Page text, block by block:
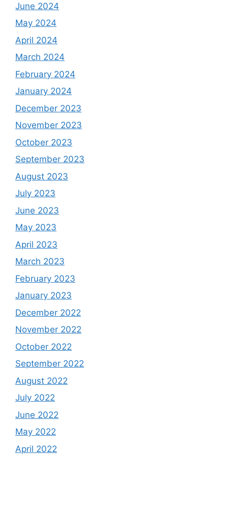
June 2024
May 2024
April 2024
March 2024
February 2024
January 2024
December 2023
November 2023
October 2023
September 2023
August 2023
July 2023
June 2023
May 2023
April 2023
March 2023
February 2023
January 2023
December 2022
November 2022
October 2022
September 2022
August 2022
July 2022
June 2022
May 2022
April 2022